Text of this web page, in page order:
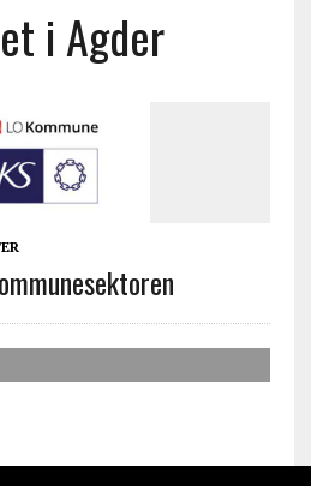
i Agder